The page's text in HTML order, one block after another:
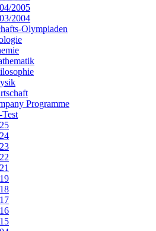
2005
2004
Olympiaden
Programme